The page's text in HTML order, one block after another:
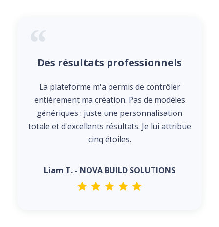
Des résultats professionnels
La plateforme m'a permis de contrôler
entièrement ma création. Pas de modèles
génériques : juste une personnalisation
totale et d'excellents résultats. Je lui attribue
cinq étoiles.
Liam T. - NOVA BUILD SOLUTIONS